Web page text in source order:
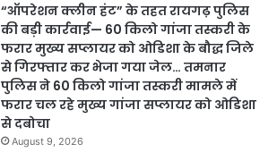
“ऑपरेशन क्लीन हंट” के तहत रायगढ़ पुलिस
की बड़ी कार्रवाई— 60 किलो गांजा तस्करी के
फरार मुख्य सप्लायर को ओडिशा के बौद्ध जिले
से गिरफ्तार कर भेजा गया जेल… तमनार
पुलिस ने 60 किलो गांजा तस्करी मामले में
फरार चल रहे मुख्य गांजा सप्लायर को ओडिशा
से दबोचा
August 9, 2026